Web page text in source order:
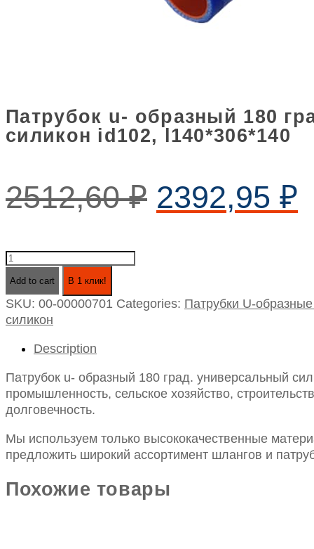
Патрубок u- образный 180
силикон id102, l140*306*140
2512,60₽ 2392,95 ₽
Патрубок
180
град.
силикон
id102,
l140*306*140
quantity
Add to cart В 1 клик!
SKU: 00-00000701 Categories: Патрубки U-
силикон
Description
Патрубок u- образный 180 град. универсальный
промышленность, сельское хозяйство,
долговечность.
Мы используем только высококачественные
предложить широкий ассортимент шлангов и
Похожие товары